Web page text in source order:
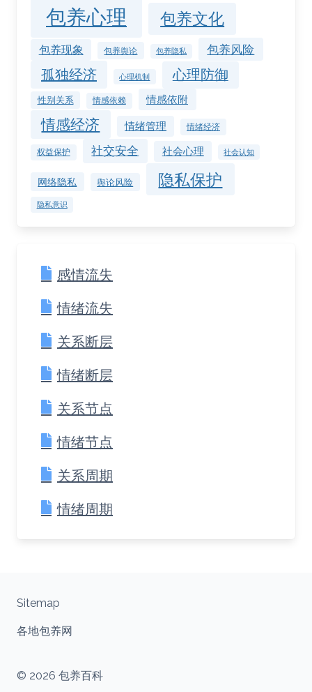
包养心理 包养文化
包养现象 包养舆论 包养隐私 包养风险
孤独经济 心理机制 心理防御
性别关系 情感依赖 情感依附
情感经济 情绪管理 情绪经济
权益保护 社交安全 社会心理 社会认知
网络隐私 舆论风险 隐私保护
隐私意识
感情流失
情绪流失
关系断层
情绪断层
关系节点
情绪节点
关系周期
情绪周期
© 2026 包养百科
Sitemap
各地包养网